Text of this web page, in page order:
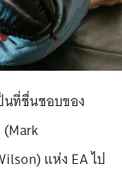
ที่ชื่นชอบของ
แห่ง EA ไป